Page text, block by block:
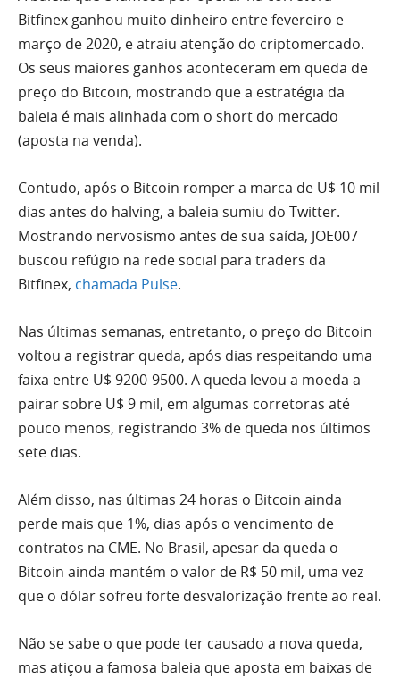
Bitfinex ganhou muito dinheiro entre fevereiro e
março de 2020, e atraiu atenção do criptomercado.
Os seus maiores ganhos aconteceram em queda de
preço do Bitcoin, mostrando que a estratégia da
baleia é mais alinhada com o short do mercado
(aposta na venda).
Contudo, após o Bitcoin romper a marca de U$ 10 mil
dias antes do halving, a baleia sumiu do Twitter.
Mostrando nervosismo antes de sua saída, JOE007
buscou refúgio na rede social para traders da
Bitfinex, chamada Pulse.
Nas últimas semanas, entretanto, o preço do Bitcoin
voltou a registrar queda, após dias respeitando uma
faixa entre U$ 9200-9500. A queda levou a moeda a
pairar sobre U$ 9 mil, em algumas corretoras até
pouco menos, registrando 3% de queda nos últimos
sete dias.
Além disso, nas últimas 24 horas o Bitcoin ainda
perde mais que 1%, dias após o vencimento de
contratos na CME. No Brasil, apesar da queda o
Bitcoin ainda mantém o valor de R$ 50 mil, uma vez
que o dólar sofreu forte desvalorização frente ao real.
Não se sabe o que pode ter causado a nova queda,
mas atiçou a famosa baleia que aposta em baixas de